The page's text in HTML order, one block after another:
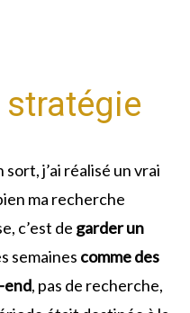
stratégie
j’ai réalisé un vrai
ma recherche
c’est de garder un
semaines comme des
end, pas de recherche,